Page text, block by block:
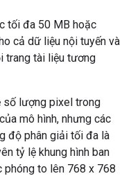
tối đa 50 MB hoặc
cả dữ liệu nội tuyến và
trang tài liệu tương
số lượng pixel trong
của mô hình, nhưng các
độ phân giải tối đa là
tỷ lệ khung hình ban
phóng to lên 768 x 768